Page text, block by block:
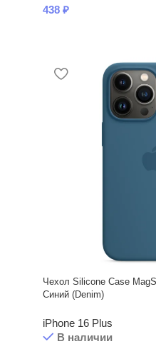
438 ₽
Чехол Silicone Case
Синий (Denim)
iPhone 16 Plus
В наличии